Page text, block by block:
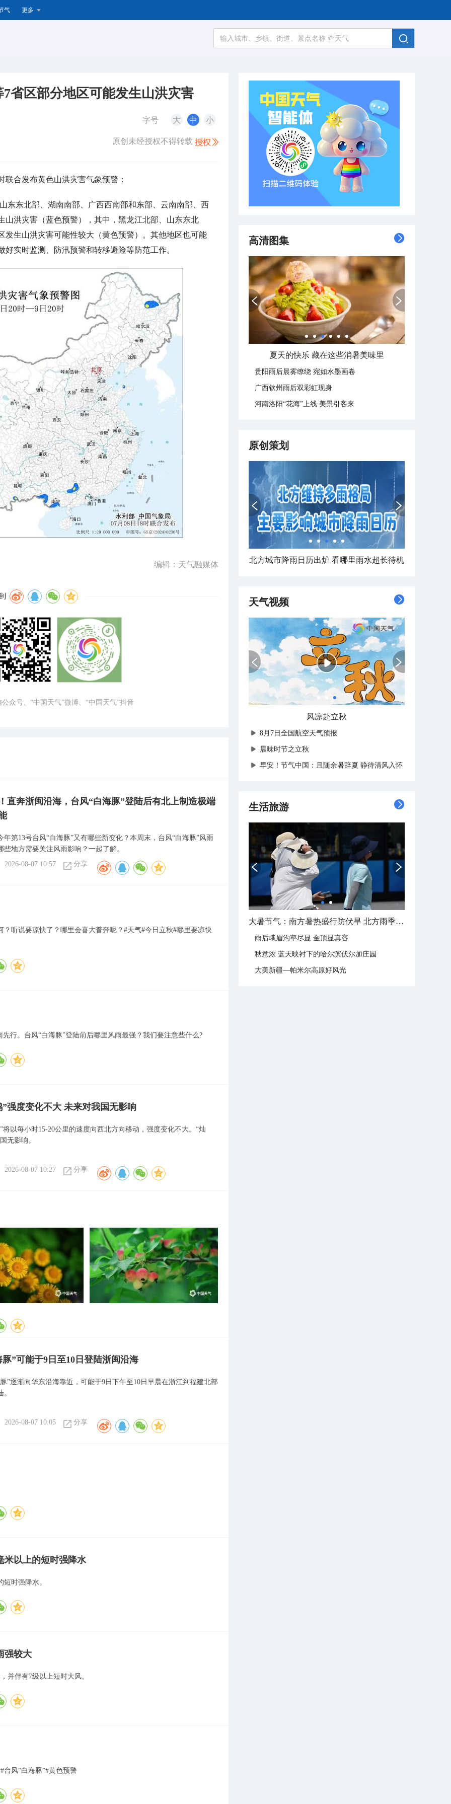
气 更多
省区部分地区可能发生山洪灾害
字号 大 中 小
原创未经授权不得转载
联合发布黄色山洪灾害气象预警：
东东北部、湖南南部、广西西南部和东部、云南南部、西
洪灾害（蓝色预警），其中，黑龙江北部、山东东北
生山洪灾害可能性较大（黄色预警）。其他地区也可能
实时监测、防汛预警和转移避险等防范工作。
编辑：天气融媒体
众号、“中国天气”微博、“中国天气”抖音
直奔浙闽沿海，台风“白海豚”登陆后有北上制造极端
年第13号台风“白海豚”又有哪些新变化？本周末，台风“白海豚”风雨
些地方需要关注风雨影响？一起了解。
2026-08-07 10:57
分享
听说要凉快了？哪里会喜大普奔呢？#天气#今日立秋#哪里要凉快
行。台风“白海豚”登陆前后哪里风雨最强？我们要注意些什么?
”强度变化不大 未来对我国无影响
将以每小时15-20公里的速度向西北方向移动，强度变化不大。“灿
无影响。
2026-08-07 10:27 分享
”可能于9日至10日登陆浙闽沿海
”逐渐向华东沿海靠近，可能于9日下午至10日早晨在浙江到福建北部
2026-08-07 10:05 分享
米以上的短时强降水
时强降水。
强较大
并伴有7级以上短时大风。
台风“白海豚”#黄色预警
高清图集
夏天的快乐 藏在这些消暑美味里
贵阳雨后晨雾缭绕 宛如水墨画卷
广西钦州雨后双彩虹现身
河南洛阳“花海”上线 美景引客来
原创策划
北方城市降雨日历出炉 看哪里雨水超长待机
天气视频
风凉赴立秋
8月7日全国航空天气预报
晨味时节之立秋
早安！节气中国：且随余暑辞夏 静待清风入怀
生活旅游
大暑节气：南方暑热盛行防伏旱 北方雨季陆续开启
雨后峨眉沟壑尽显 金顶显真容
秋意浓 蓝天映衬下的哈尔滨伏尔加庄园
大美新疆—帕米尔高原好风光